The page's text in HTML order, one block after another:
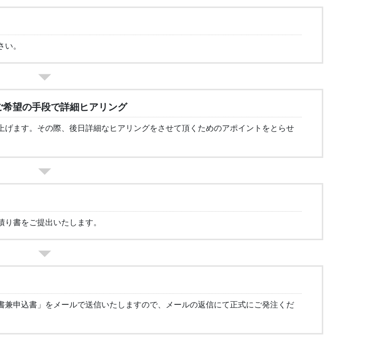
い。
望の手段で詳細ヒアリング
ます。その際、後日詳細なヒアリングをさせて頂くためのアポイントをとらせ
書をご提出いたします。
申込書」をメールで送信いたしますので、メールの返信にて正式にご発注くだ